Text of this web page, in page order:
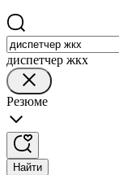
диспетчер жкх
Резюме
Найти